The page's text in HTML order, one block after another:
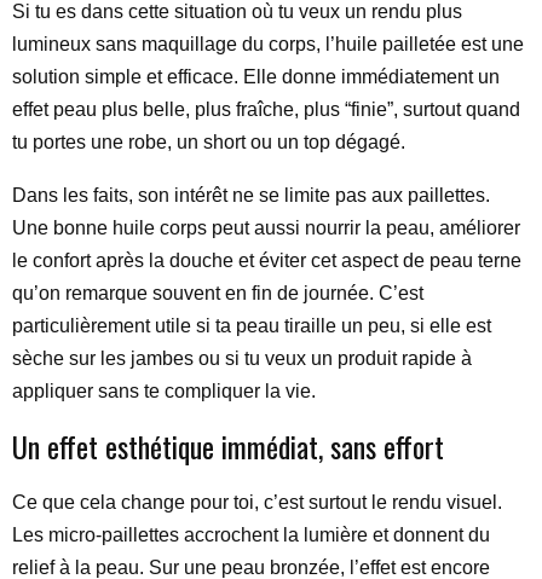
Si tu es dans cette situation où tu veux un rendu plus
lumineux sans maquillage du corps, l’huile pailletée est une
solution simple et efficace. Elle donne immédiatement un
effet peau plus belle, plus fraîche, plus “finie”, surtout quand
tu portes une robe, un short ou un top dégagé.
Dans les faits, son intérêt ne se limite pas aux paillettes.
Une bonne huile corps peut aussi nourrir la peau, améliorer
le confort après la douche et éviter cet aspect de peau terne
qu’on remarque souvent en fin de journée. C’est
particulièrement utile si ta peau tiraille un peu, si elle est
sèche sur les jambes ou si tu veux un produit rapide à
appliquer sans te compliquer la vie.
Un effet esthétique immédiat, sans effort
Ce que cela change pour toi, c’est surtout le rendu visuel.
Les micro-paillettes accrochent la lumière et donnent du
relief à la peau. Sur une peau bronzée, l’effet est encore